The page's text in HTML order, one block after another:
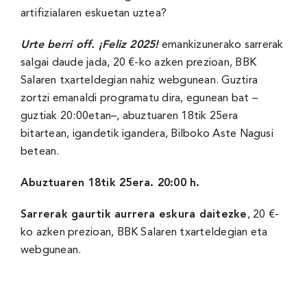
artifizialaren eskuetan uztea?
Urte berri off. ¡Feliz 2025!emankizunerako sarrerak
salgai daude jada, 20 €-ko azken prezioan, BBK
Salaren txarteldegian nahiz webgunean. Guztira
zortzi emanaldi programatu dira, egunean bat –
guztiak 20:00etan–, abuztuaren 18tik 25era
bitartean, igandetik igandera, Bilboko Aste Nagusi
betean.
Abuztuaren 18tik 25era. 20:00 h.
Sarrerak gaurtik aurrera eskura daitezke, 20 €-
ko azken prezioan, BBK Salaren txarteldegian eta
webgunean.